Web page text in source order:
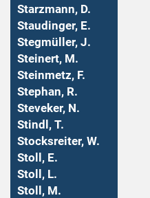
Starzmann, D.
Staudinger, E.
Stegmüller, J.
Steinert, M.
Steinmetz, F.
Stephan, R.
Steveker, N.
Stindl, T.
Stocksreiter, W.
Stoll, E.
Stoll, L.
Stoll, M.